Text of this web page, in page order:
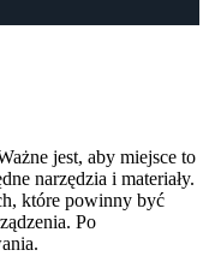
jest, aby miejsce to
narzędzia i materiały.
które powinny być
Po